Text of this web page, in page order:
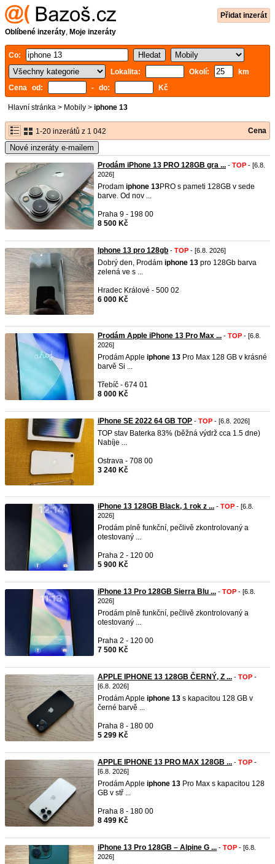
Přidat inzerát
Oblíbené inzeráty, Moje inzeráty
Co:
Lokalita:
Okolí:
km
Cena od:
- do: Kč
Hlavní stránka > Mobily > iphone 13
1-20 inzerátů z 1 042 Cena
Nové inzeráty e-mailem
Prodám iPhone 13 PRO 128GB gra ... - TOP - [6.8.
2026]
Prodam iphone 13PRO s pameti 128GB v sede
barve. Od nov ...
Praha 9 - 198 00
8 500 Kč
Iphone 13 pro 128gb - TOP - [6.8. 2026]
Dobrý den, Prodám iphone 13 pro 128Gb barva
zelená ve s ...
Hradec Králové - 500 02
6 000 Kč
Prodám Apple iPhone 13 Pro Max ... - TOP - [6.8.
2026]
Prodám Apple iphone 13 Pro Max 128 GB v krásné
barvě Si ...
Třebíč - 674 01
8 000 Kč
iPhone SE 2022 64 GB TOP - TOP - [6.8. 2026]
TOP stav Baterka 83% (běžná výdrž cca 1.5 dne)
Nabíje ...
Ostrava - 708 00
3 240 Kč
iPhone 13 128GB Black, 1 rok z ... - TOP - [6.8.
2026]
Prodám plně funkční, pečlivě zkontrolovaný a
otestovaný ...
Praha 2 - 120 00
5 900 Kč
iPhone 13 Pro 128GB Sierra Blu ... - TOP - [6.8.
2026]
Prodám plně funkční, pečlivě zkontrolovaný a
otestovaný ...
Praha 2 - 120 00
7 500 Kč
APPLE IPHONE 13 128GB ČERNÝ, Z ... - TOP -
[6.8. 2026]
Prodám Apple iphone 13 s kapacitou 128 GB v
černé barvě ...
Praha 8 - 180 00
5 299 Kč
APPLE IPHONE 13 PRO MAX 128GB ... - TOP -
[6.8. 2026]
Prodám Apple iphone 13 Pro Max s kapacitou 128
GB v stř ...
Praha 8 - 180 00
8 499 Kč
iPhone 13 Pro 128GB – Alpine G ... - TOP - [6.8.
2026]